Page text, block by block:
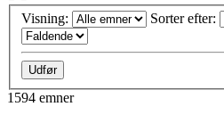
Visning: Sorter efter:
1594 emner